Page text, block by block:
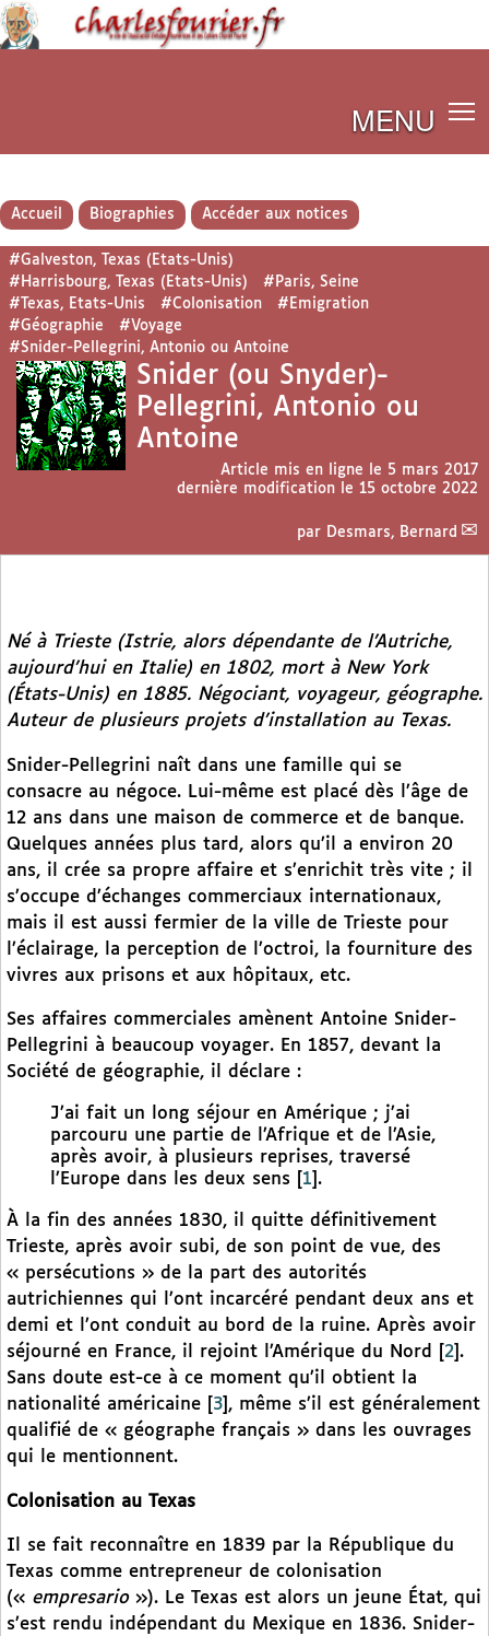
MENU
Accueil Biographies Accéder aux notices
#Galveston, Texas (Etats-Unis)
#Harrisbourg, Texas (Etats-Unis)
#Paris, Seine
#Texas, Etats-Unis
#Colonisation
#Emigration
#Géographie
#Voyage
#Snider-Pellegrini, Antonio ou Antoine
Snider (ou Snyder)-
Pellegrini, Antonio ou
Antoine
Article mis en ligne le 5 mars 2017
dernière modification le 15 octobre 2022
par Desmars, Bernard
Né à Trieste (Istrie, alors dépendante de l’Autriche,
aujourd’hui en Italie) en 1802, mort à New York
(États-Unis) en 1885. Négociant, voyageur, géographe.
Auteur de plusieurs projets d’installation au Texas.
Snider-Pellegrini naît dans une famille qui se
consacre au négoce. Lui-même est placé dès l’âge de
12 ans dans une maison de commerce et de banque.
Quelques années plus tard, alors qu’il a environ 20
ans, il crée sa propre affaire et s’enrichit très vite ; il
s’occupe d’échanges commerciaux internationaux,
mais il est aussi fermier de la ville de Trieste pour
l’éclairage, la perception de l’octroi, la fourniture des
vivres aux prisons et aux hôpitaux, etc.
Ses affaires commerciales amènent Antoine Snider-
Pellegrini à beaucoup voyager. En 1857, devant la
Société de géographie, il déclare :
J’ai fait un long séjour en Amérique ; j’ai
parcouru une partie de l’Afrique et de l’Asie,
après avoir, à plusieurs reprises, traversé
l’Europe dans les deux sens
1 .
À la fin des années 1830, il quitte définitivement
Trieste, après avoir subi, de son point de vue, des
« persécutions » de la part des autorités
autrichiennes qui l’ont incarcéré pendant deux ans et
demi et l’ont conduit au bord de la ruine. Après avoir
séjourné en France, il rejoint l’Amérique du Nord
2 .
Sans doute est-ce à ce moment qu’il obtient la
nationalité américaine
3 , même s’il est généralement
qualifié de « géographe français » dans les ouvrages
qui le mentionnent.
Colonisation au Texas
Il se fait reconnaître en 1839 par la République du
Texas comme entrepreneur de colonisation
(« empresario»). Le Texas est alors un jeune État, qui
s’est rendu indépendant du Mexique en 1836. Snider-